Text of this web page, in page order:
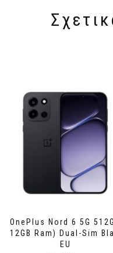
OnePlus Nord 6 5G
(12GB Ram) Dual-Sim
EU